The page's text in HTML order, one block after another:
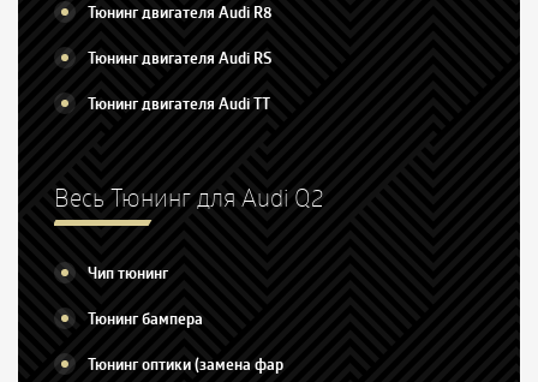
Тюнинг двигателя Audi R8
Тюнинг двигателя Audi RS
Тюнинг двигателя Audi TT
Весь Тюнинг для Audi Q2
Чип тюнинг
Тюнинг бампера
Тюнинг оптики (замена фар